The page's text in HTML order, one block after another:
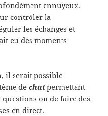
ennuyeux.
contrôler la
les échanges et
eu des moments
il serait possible
dechatpermettant
ou de faire des
en direct.